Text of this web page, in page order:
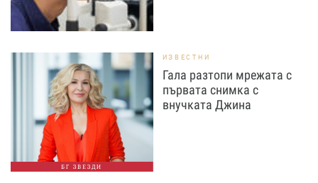
БГ ЗВЕЗДИ
ИЗВЕСТНИ
Гала разтопи мрежата с
първата снимка с
внучката Джина